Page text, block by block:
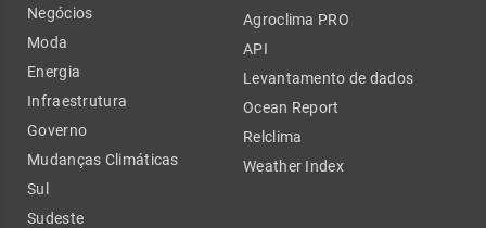
Negócios
Moda
Energia
Infraestrutura
Governo
Mudanças Climáticas
Sul
Sudeste
Agroclima PRO
API
Levantamento de dados
Ocean Report
Relclima
Weather Index